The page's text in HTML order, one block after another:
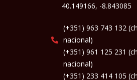
40.149166, -8.843085
(+351) 963 743 132
nacional)
(+351) 961 125 231
nacional)
(+351) 233 414 105